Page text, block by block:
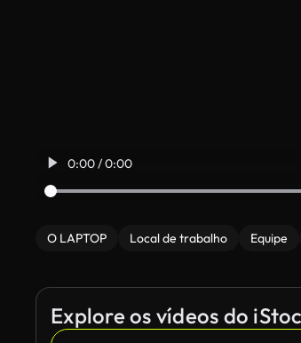
0:00 / 0:00
O LAPTOP Local de trabalho Equipe
Explore os vídeos do